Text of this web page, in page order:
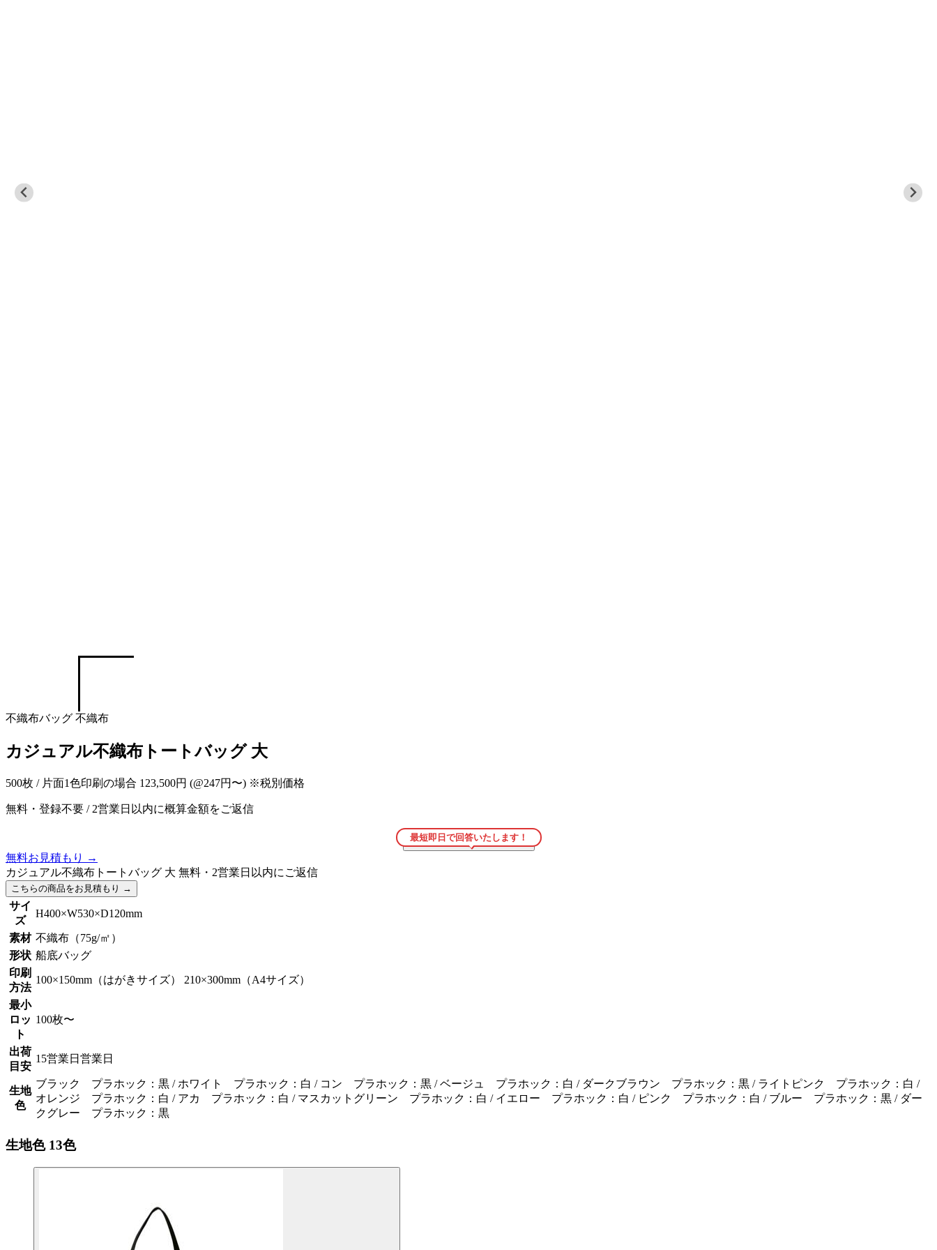
不織布バッグ 不織布
カジュアル不織布トートバッグ 大
500枚 / 片面1色印刷の場合 123,500円 (@247円〜) ※税別価格
無料・登録不要 / 2営業日以内に概算金額をご返信
最短即日で回答いたします！
こちらの商品をお見積もり →
無料お見積もり
→
カジュアル不織布トートバッグ 大 無料・2営業日以内にご返信
こちらの商品をお見積もり →
サイ
ズ
H400×W530×D120mm
素材 不織布（75g/㎡）
形状 船底バッグ
印刷
方法
100×150mm（はがきサイズ） 210×300mm（A4サイズ）
最小
ロッ
ト
100枚〜
出荷
目安
15営業日営業日
生地
色
ブラック プラホック：黒 / ホワイト プラホック：白 / コン プラホック：黒 / ベージュ プラホック：白 / ダークブラウン プラホック：黒 / ライトピンク プラホック：白 /
オレンジ プラホック：白 / アカ プラホック：白 / マスカットグリーン プラホック：白 / イエロー プラホック：白 / ピンク プラホック：白 / ブルー プラホック：黒 / ダー
クグレー プラホック：黒
生地色 13色